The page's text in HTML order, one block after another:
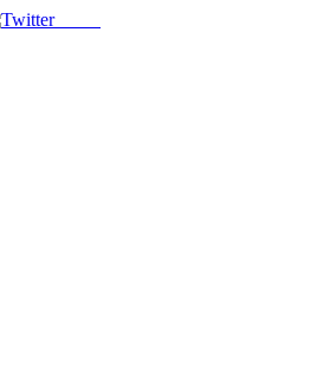
Tweet